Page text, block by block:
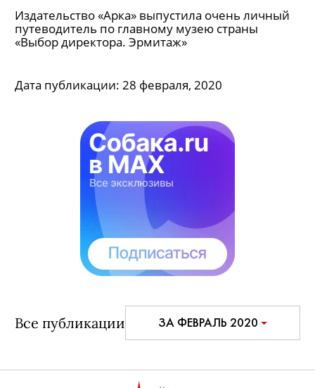
Михаила Пиотровского:
Кандинский
Издательство «Арка» выпустила очень личный
путеводитель по главному музею страны
«Выбор директора. Эрмитаж»
Дата публикации: 28 февраля, 2020